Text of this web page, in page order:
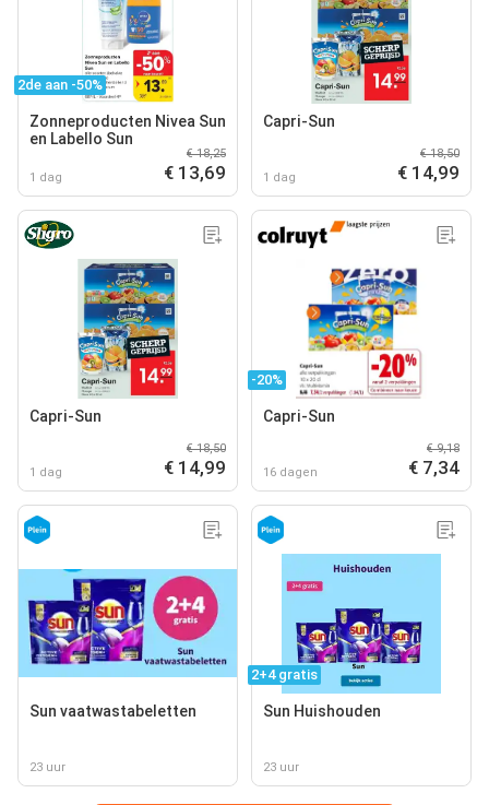
2de aan -50%
Zonneproducten Nivea Sun
en Labello Sun
1 dag
€ 18,25
€ 13,69
Capri-Sun
1 dag
€ 18,50
€ 14,99
Capri-Sun
1 dag
€ 18,50
€ 14,99
-20%
Capri-Sun
16 dagen
€ 9,18
€ 7,34
Sun vaatwastabeletten
23 uur
2+4 gratis
Sun Huishouden
23 uur